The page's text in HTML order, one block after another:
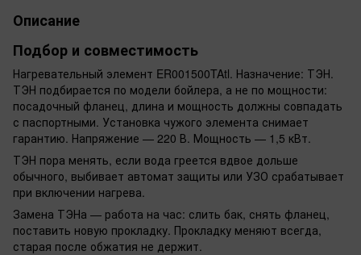
Описание
Подбор и совместимость
Нагревательный элемент ER001500TAtl. Назначение: ТЭН.
ТЭН подбирается по модели бойлера, а не по мощности:
посадочный фланец, длина и мощность должны совпадать
с паспортными. Установка чужого элемента снимает
гарантию. Напряжение — 220 В. Мощность — 1,5 кВт.
ТЭН пора менять, если вода греется вдвое дольше
обычного, выбивает автомат защиты или УЗО срабатывает
при включении нагрева.
Замена ТЭНа — работа на час: слить бак, снять фланец,
поставить новую прокладку. Прокладку меняют всегда,
старая после обжатия не держит.